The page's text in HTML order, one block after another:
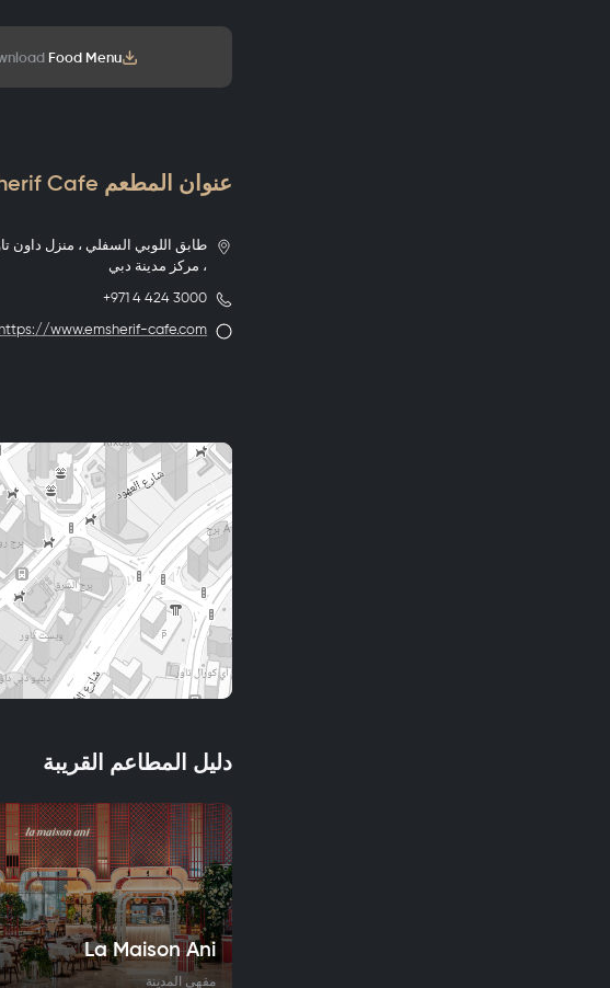
Food Menu
عنوان المطعم Em Sherif Cafe
طابق اللوبي السفلي ، منزل داون
، مركز مدينة دبي
+971 4 424 3000
https://www.emsherif-cafe.com/
دليل المطاعم القريبة
La Maison Ani
مقهى المدينة